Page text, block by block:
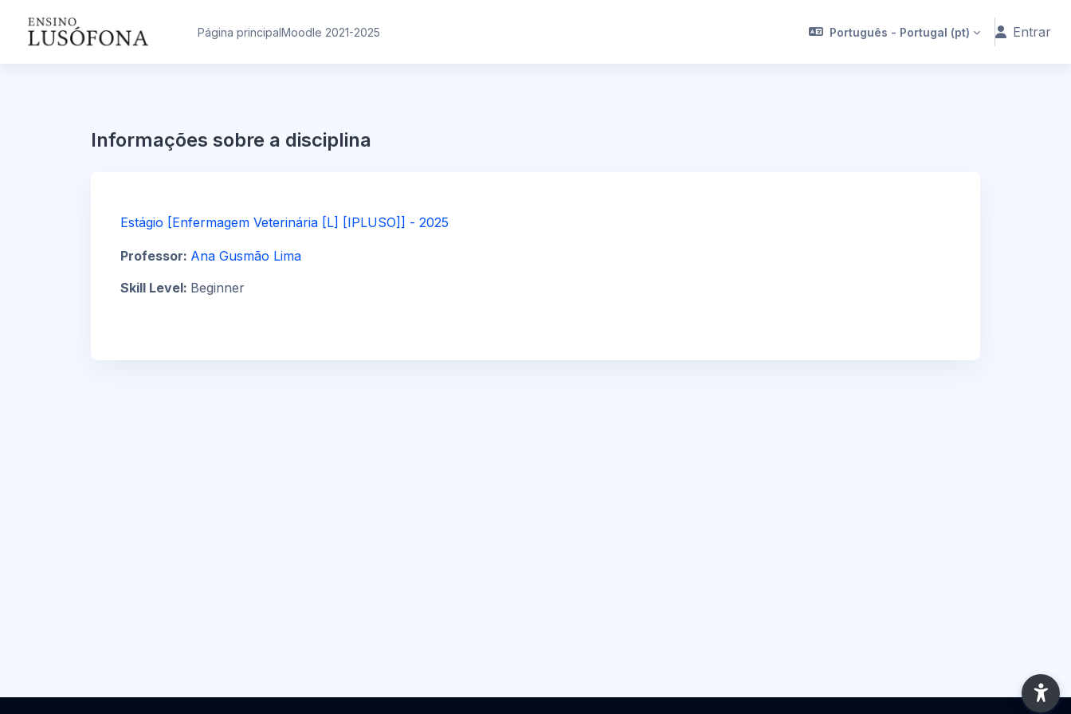
Página principalMoodle 2021-2025 Português - Portugal ‎(pt)‎ Entrar
Informações sobre a disciplina
Estágio [Enfermagem Veterinária [L] [IPLUSO]] - 2025
Professor: Ana Gusmão Lima
Skill Level: Beginner